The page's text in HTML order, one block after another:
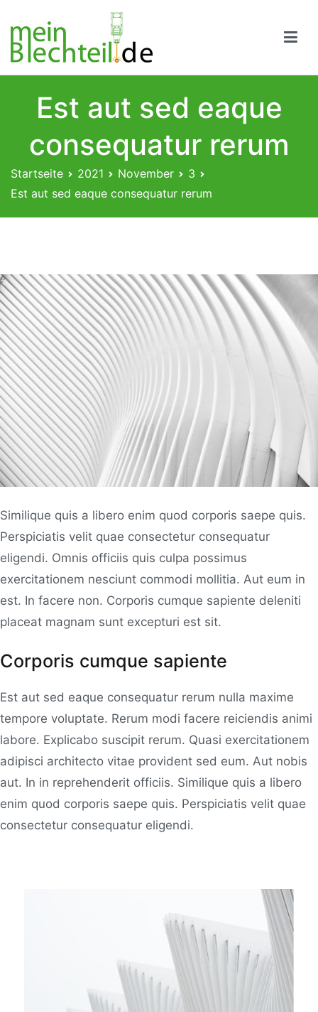
Inhalt
springen
Mein-Blechteil.de – Blechbearbeitung Online,
Est aut sed eaque
consequatur rerum
Startseite 2021 November
3
Est aut sed eaque consequatur rerum
Similique quis a libero enim quod corporis saepe quis.
Perspiciatis velit quae consectetur consequatur
eligendi. Omnis officiis quis culpa possimus
exercitationem nesciunt commodi mollitia. Aut eum in
est. In facere non. Corporis cumque sapiente deleniti
placeat magnam sunt excepturi est sit.
Corporis cumque sapiente
Est aut sed eaque consequatur rerum nulla maxime
tempore voluptate. Rerum modi facere reiciendis animi
labore. Explicabo suscipit rerum. Quasi exercitationem
adipisci architecto vitae provident sed eum. Aut nobis
aut. In in reprehenderit officiis. Similique quis a libero
enim quod corporis saepe quis. Perspiciatis velit quae
consectetur consequatur eligendi.